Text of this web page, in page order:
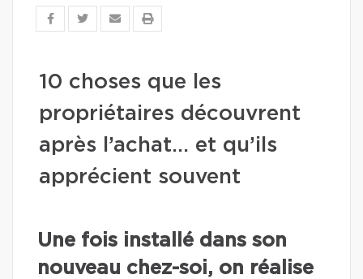
10 choses que les
propriétaires découvrent
après l’achat… et qu’ils
apprécient souvent
Une fois installé dans son
nouveau chez-soi, on réalise